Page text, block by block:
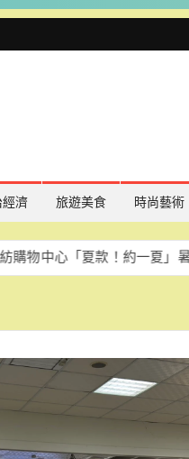
經濟 旅遊美食 時尚藝術
款！約一夏」暑期登場 多